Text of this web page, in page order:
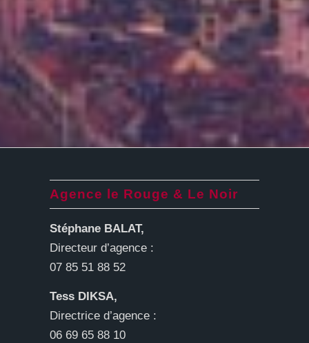
Agence le Rouge & Le Noir
Stéphane BALAT,
Directeur d’agence :
07 85 51 88 52
Tess DIKSA,
Directrice d’agence :
06 69 65 88 10